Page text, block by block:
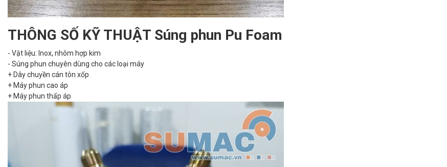
THÔNG SỐ KỸ THUẬT Súng phun Pu Foam
- Vật liệu: Inox, nhôm hợp kim
- Súng phun chuyên dùng cho các loại máy
+ Dây chuyền cán tôn xốp
+ Máy phun cao áp
+ Máy phun thấp áp